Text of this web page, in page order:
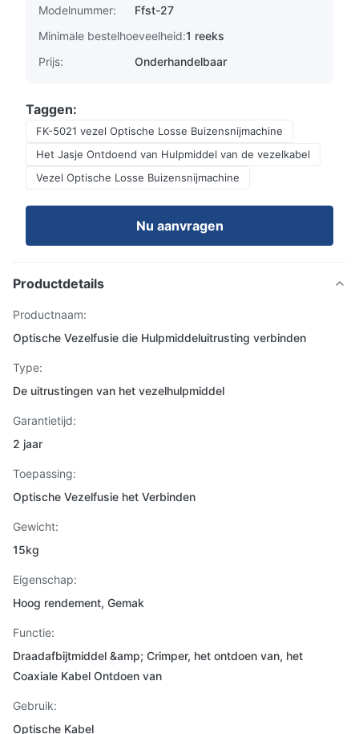
Modelnummer:
Ffst-27
Minimale bestelhoeveelheid:1 reeks
Prijs:
Onderhandelbaar
Taggen:
FK-5021 vezel Optische Losse Buizensnijmachine
Het Jasje Ontdoend van Hulpmiddel van de vezelkabel
Vezel Optische Losse Buizensnijmachine
Nu aanvragen
Productdetails
Productnaam:
Optische Vezelfusie die Hulpmiddeluitrusting verbinden
Type:
De uitrustingen van het vezelhulpmiddel
Garantietijd:
2 jaar
Toepassing:
Optische Vezelfusie het Verbinden
Gewicht:
15kg
Eigenschap:
Hoog rendement, Gemak
Functie:
Draadafbijtmiddel &amp; Crimper, het ontdoen van, het
Coaxiale Kabel Ontdoen van
Gebruik:
Optische Kabel